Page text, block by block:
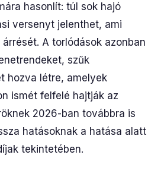
hasonlít: túl sok hajó
versenyt jelenthet, ami
A torlódások azonban
szűk
hozva létre, amelyek
ismét felfelé hajtják az
2026-ban továbbra is
hatásoknak a hatása alatt
tekintetében.